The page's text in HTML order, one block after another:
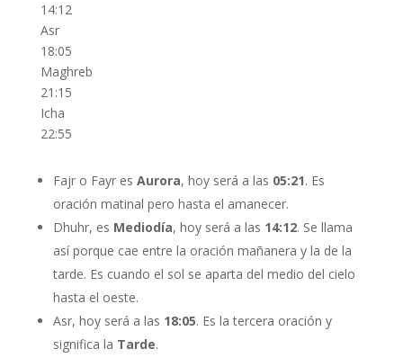
14:12
Asr
18:05
Maghreb
21:15
Icha
22:55
Fajr o Fayr es Aurora, hoy será a las 05:21. Es
oración matinal pero hasta el amanecer.
Dhuhr, es Mediodía, hoy será a las 14:12. Se llama
así porque cae entre la oración mañanera y la de la
tarde. Es cuando el sol se aparta del medio del cielo
hasta el oeste.
Asr, hoy será a las 18:05. Es la tercera oración y
significa la Tarde.